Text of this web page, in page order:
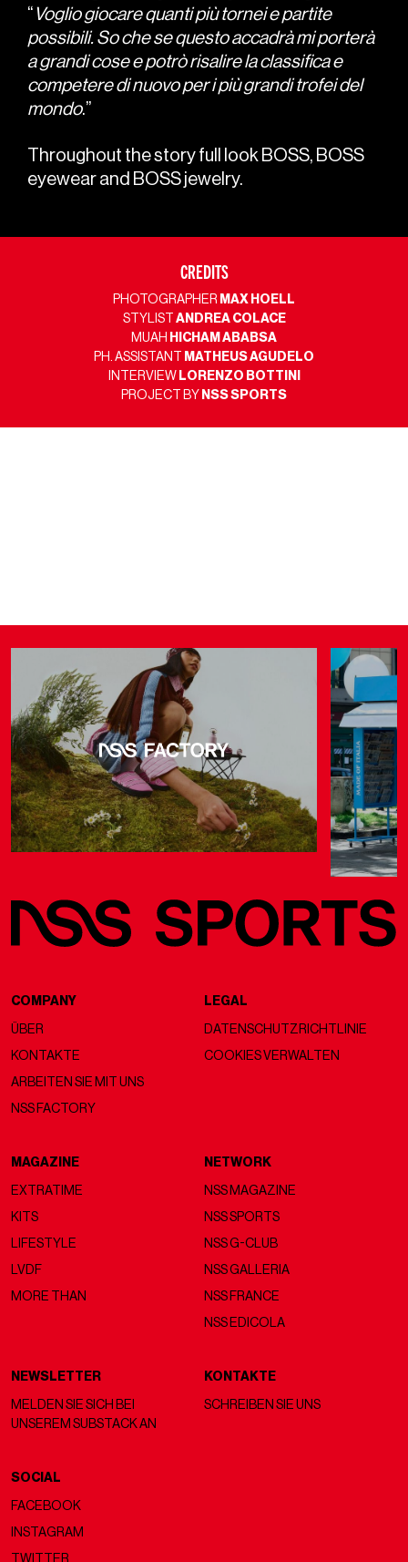
“ Voglio giocare quanti più tornei e partite
possibili. So che se questo accadrà mi porterà
a grandi cose e potrò risalire la classifica e
competere di nuovo per i più grandi trofei del
mondo.”
Throughout the story full look BOSS, BOSS
eyewear and BOSS jewelry.
CREDITS
PHOTOGRAPHER MAX HOELL
STYLIST ANDREA COLACE
MUAH HICHAM ABABSA
PH. ASSISTANT
MATHEUS AGUDELO
INTERVIEW LORENZO BOTTINI
PROJECT BY NSS SPORTS
COMPANY
ÜBER
KONTAKTE
ARBEITEN SIE MIT UNS
NSS FACTORY
LEGAL
DATENSCHUTZRICHTLINIE
COOKIES VERWALTEN
MAGAZINE
EXTRATIME
KITS
LIFESTYLE
LVDF
MORE THAN
NETWORK
NSS MAGAZINE
NSS SPORTS
NSS G-CLUB
NSS GALLERIA
NSS FRANCE
NSS EDICOLA
NEWSLETTER
MELDEN SIE SICH BEI
UNSEREM SUBSTACK AN
KONTAKTE
SCHREIBEN SIE UNS
SOCIAL
FACEBOOK
INSTAGRAM
TWITTER